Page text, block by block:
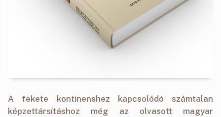
A fekete kontinenshez kapcsolódó számtalan
képzettársításhoz még az olvasott magyar